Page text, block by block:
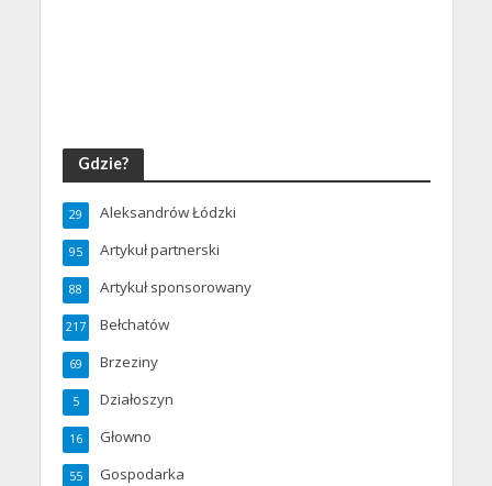
Gdzie?
Aleksandrów Łódzki
29
Artykuł partnerski
95
Artykuł sponsorowany
88
Bełchatów
217
Brzeziny
69
Działoszyn
5
Głowno
16
Gospodarka
55